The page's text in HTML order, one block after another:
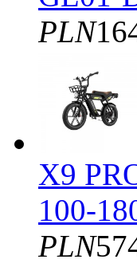
PLN
X9
100-
PLN